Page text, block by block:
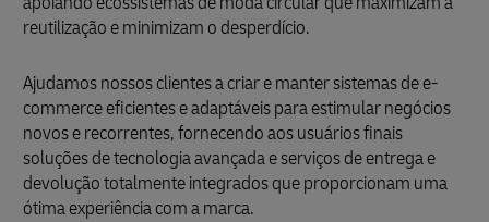
reutilização e minimizam o desperdício.
Ajudamos nossos clientes a criar e manter sistemas de e-
commerce eficientes e adaptáveis para estimular negócios
novos e recorrentes, fornecendo aos usuários finais
soluções de tecnologia avançada e serviços de entrega e
devolução totalmente integrados que proporcionam uma
ótima experiência com a marca.